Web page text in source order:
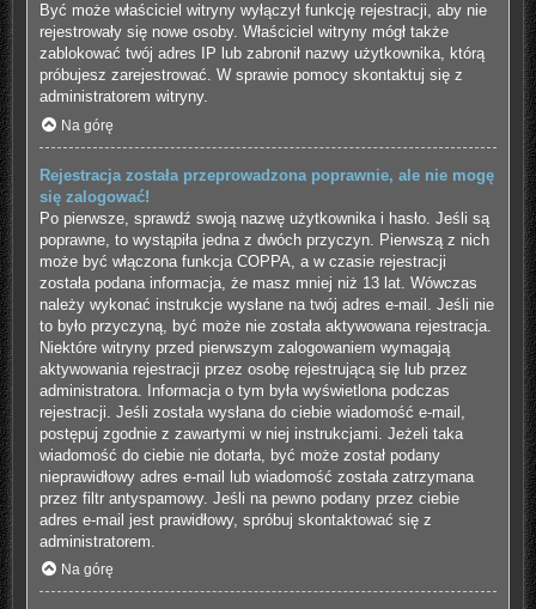
Być może właściciel witryny wyłączył funkcję rejestracji, aby nie
rejestrowały się nowe osoby. Właściciel witryny mógł także
zablokować twój adres IP lub zabronił nazwy użytkownika, którą
próbujesz zarejestrować. W sprawie pomocy skontaktuj się z
administratorem witryny.
Na górę
Rejestracja została przeprowadzona poprawnie, ale nie mogę
się zalogować!
Po pierwsze, sprawdź swoją nazwę użytkownika i hasło. Jeśli są
poprawne, to wystąpiła jedna z dwóch przyczyn. Pierwszą z nich
może być włączona funkcja COPPA, a w czasie rejestracji
została podana informacja, że masz mniej niż 13 lat. Wówczas
należy wykonać instrukcje wysłane na twój adres e-mail. Jeśli nie
to było przyczyną, być może nie została aktywowana rejestracja.
Niektóre witryny przed pierwszym zalogowaniem wymagają
aktywowania rejestracji przez osobę rejestrującą się lub przez
administratora. Informacja o tym była wyświetlona podczas
rejestracji. Jeśli została wysłana do ciebie wiadomość e-mail,
postępuj zgodnie z zawartymi w niej instrukcjami. Jeżeli taka
wiadomość do ciebie nie dotarła, być może został podany
nieprawidłowy adres e-mail lub wiadomość została zatrzymana
przez filtr antyspamowy. Jeśli na pewno podany przez ciebie
adres e-mail jest prawidłowy, spróbuj skontaktować się z
administratorem.
Na górę